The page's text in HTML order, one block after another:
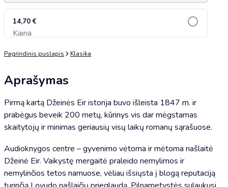
14,70 €
Kaina Įsidėti į krepšelį
Pagrindinis puslapis Klasika
Aprašymas
Pirmą kartą Džeinės Eir istorija buvo išleista 1847 m. ir
prabėgus beveik 200 metų, kūrinys vis dar mėgstamas
skaitytojų ir minimas geriausių visų laikų romanų sąrašuose.
Audioknygos centre – gyvenimo vėtoma ir mėtoma našlaitė
Džeinė Eir. Vaikystę mergaitė praleido nemylimos ir
nemylinčios tetos namuose, vėliau išsiųsta į blogą reputaciją